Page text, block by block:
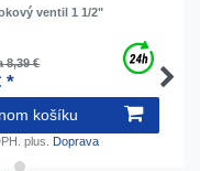
ventil 1 1/2"
8,39 €
*
košíku
plus. Doprava